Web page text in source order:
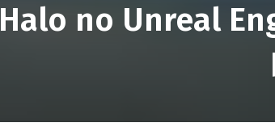
Halo no Unreal